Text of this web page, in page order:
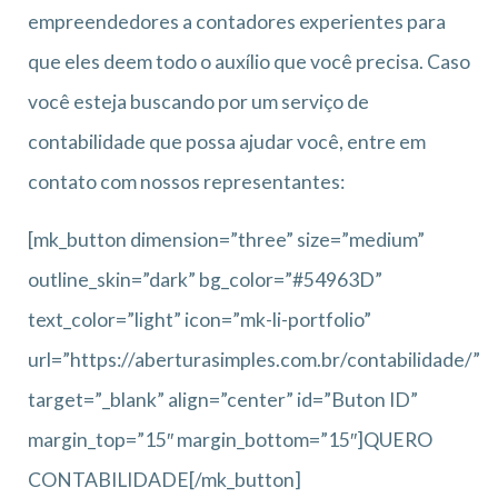
empreendedores a contadores experientes para
que eles deem todo o auxílio que você precisa. Caso
você esteja buscando por um serviço de
contabilidade que possa ajudar você, entre em
contato com nossos representantes:
[mk_button dimension=”three” size=”medium”
outline_skin=”dark” bg_color=”#54963D”
text_color=”light” icon=”mk-li-portfolio”
url=”https://aberturasimples.com.br/contabilidade/”
target=”_blank” align=”center” id=”Buton ID”
margin_top=”15″ margin_bottom=”15″]QUERO
CONTABILIDADE[/mk_button]